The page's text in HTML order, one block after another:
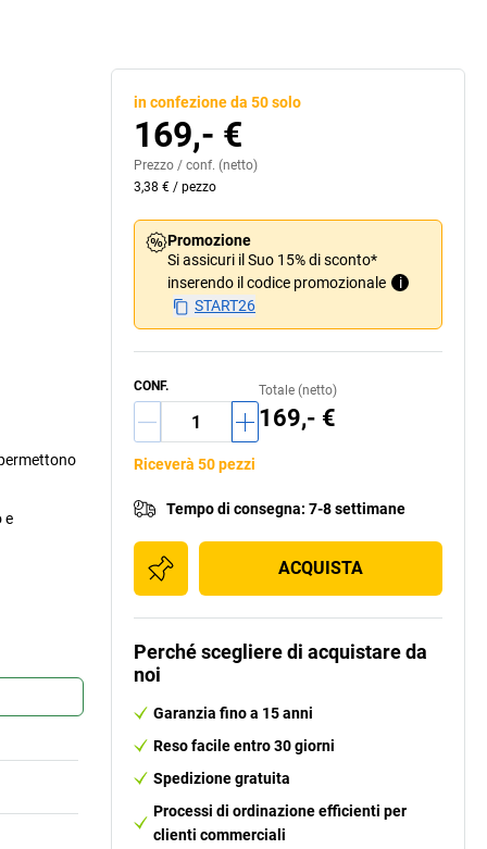
e
in confezione da 50 solo
169,- €
Prezzo / conf. (netto)
3,38 € / pezzo
Promozione
Si assicuri il Suo 15% di sconto*
inserendo il codice promozionale
i
START26
CONF. Totale (netto)
169,- €
Riceverà 50 pezzi
Tempo di consegna: 7-8 settimane
ACQUISTA
Perché scegliere di acquistare da
noi
Garanzia fino a 15 anni
Reso facile entro 30 giorni
Spedizione gratuita
Processi di ordinazione efficienti per
clienti commerciali